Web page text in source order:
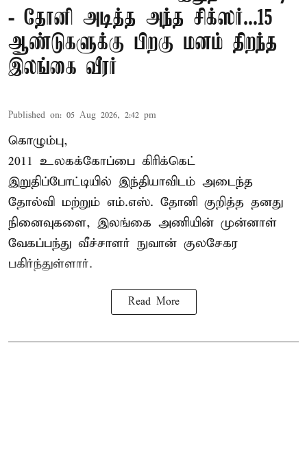
- தோனி அடித்த அந்த சிக்ஸர்...15
ஆண்டுகளுக்கு பிறகு மனம் திறந்த
இலங்கை வீரர்
Published on: 05 Aug 2026, 2:42 pm
கொழும்பு,
2011 உலகக்கோப்பை கிரிக்கெட்
இறுதிப்போட்டியில் இந்தியாவிடம் அடைந்த
தோல்வி மற்றும் எம்.எஸ். தோனி குறித்த தனது
நினைவுகளை, இலங்கை அணியின் முன்னாள்
வேகப்பந்து வீச்சாளர் நுவான் குலசேகர
பகிர்ந்துள்ளார்.
Read More